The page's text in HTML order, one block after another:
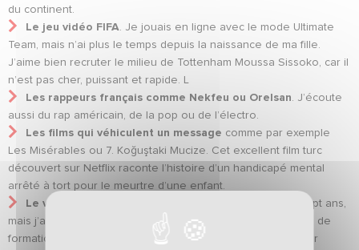
du continent.
Le jeu vidéo FIFA. Je jouais en ligne avec le mode Ultimate
Team, mais n’ai plus le temps depuis la naissance de ma fille.
J’aime bien recruter le milieu de Tottenham Moussa Sissoko, car il
n’est pas cher, puissant et rapide. L
Les rappeurs français comme Nekfeu ou Orelsan. J’écoute
aussi du rap américain, de la pop ou de l’électro.
Les films qui véhiculent un message comme par exemple
Les Misérables ou 7. Koğuştaki Mucize. Cet excellent film turc
découvert sur Netflix raconte l’histoire d’un handicapé mental
arrêté à tort pour le meurtre d’une enfant.
Le violon
. J’ai joué de cet instrument pendant six ou sept ans,
mais j’ai dû stopper les cours lors de mon entrée au centre de
formation d’Auxerre. C’est difficile, car il faut vraiment bosser